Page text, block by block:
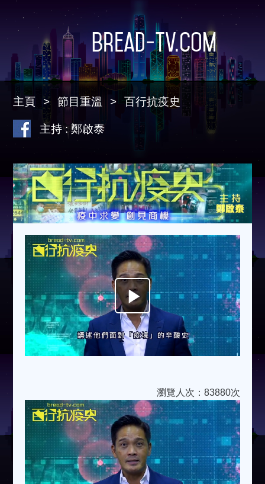
Bread-TV.com
主頁 節目重溫 百行抗疫史
主持 : 鄭啟泰
Play
Video
瀏覽人次：83880次